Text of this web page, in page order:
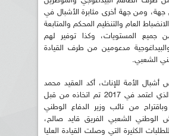
ومن جهة أخرى مثابرة الأشبال في
العام والتنظيم المحكم والمتابعة
جميع المستويات، وكذا توفير لهم
مدعومين من طرف القيادة
الشعبي.
الأمة للإناث، أكد العقيد محمد
بن درة أن القرار الذي اعتمد في 2017 تم اتخاذه من قبل
من نائب وزير الدفاع الوطني
الوطني الشعبي الفريق قايد صالح،
الكثيرة التي وصلت القيادة العليا